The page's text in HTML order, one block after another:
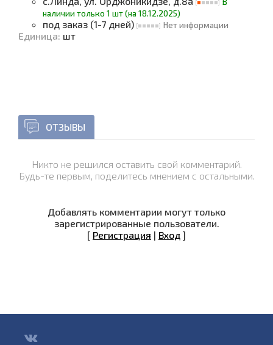
наличии только 1 шт (на 18.12.2025)
под заказ (1-7 дней) Нет информации
Единица: шт
ОТЗЫВЫ
Никто не решился оставить свой комментарий.
Будь-те первым, поделитесь мнением с остальными.
Добавлять комментарии могут только
зарегистрированные пользователи.
[ Регистрация | Вход ]